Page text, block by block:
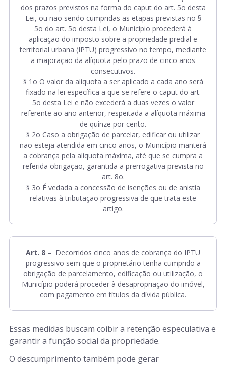
dos prazos previstos na forma do caput do art. 5o desta
Lei, ou não sendo cumpridas as etapas previstas no §
5o do art. 5o desta Lei, o Município procederá à
aplicação do imposto sobre a propriedade predial e
territorial urbana (IPTU) progressivo no tempo, mediante
a majoração da alíquota pelo prazo de cinco anos
consecutivos.
§ 1 o O valor da alíquota a ser aplicado a cada ano será
fixado na lei específica a que se refere o caput do art.
5o desta Lei e não excederá a duas vezes o valor
referente ao ano anterior, respeitada a alíquota máxima
de quinze por cento.
§ 2o Caso a obrigação de parcelar, edificar ou utilizar
não esteja atendida em cinco anos, o Município manterá
a cobrança pela alíquota máxima, até que se cumpra a
referida obrigação, garantida a prerrogativa prevista no
art. 8o.
§ 3o É vedada a concessão de isenções ou de anistia
relativas à tributação progressiva de que trata este
artigo.
Art. 8 – Decorridos cinco anos de cobrança do IPTU
progressivo sem que o proprietário tenha cumprido a
obrigação de parcelamento, edificação ou utilização, o
Município poderá proceder à desapropriação do imóvel,
com pagamento em títulos da dívida pública.
Essas medidas buscam coibir a retenção especulativa e
garantir a função social da propriedade.
O descumprimento também pode gerar